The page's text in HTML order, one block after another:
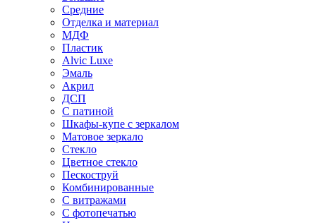
Средние
Отделка и материал
МДФ
Пластик
Alvic Luxe
Эмаль
Акрил
ДСП
С патиной
Шкафы-купе с зеркалом
Матовое зеркало
Стекло
Цветное стекло
Пескоструй
Комбинированные
С витражами
С фотопечатью